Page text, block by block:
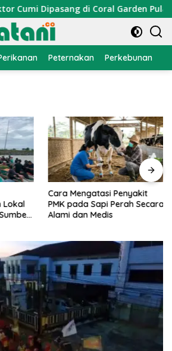
Dipasang di Coral Garden Pulau
Peternakan Perkebunan
Cara Mengatasi Penyakit
PMK pada Sapi Perah Secara
Alami dan Medis